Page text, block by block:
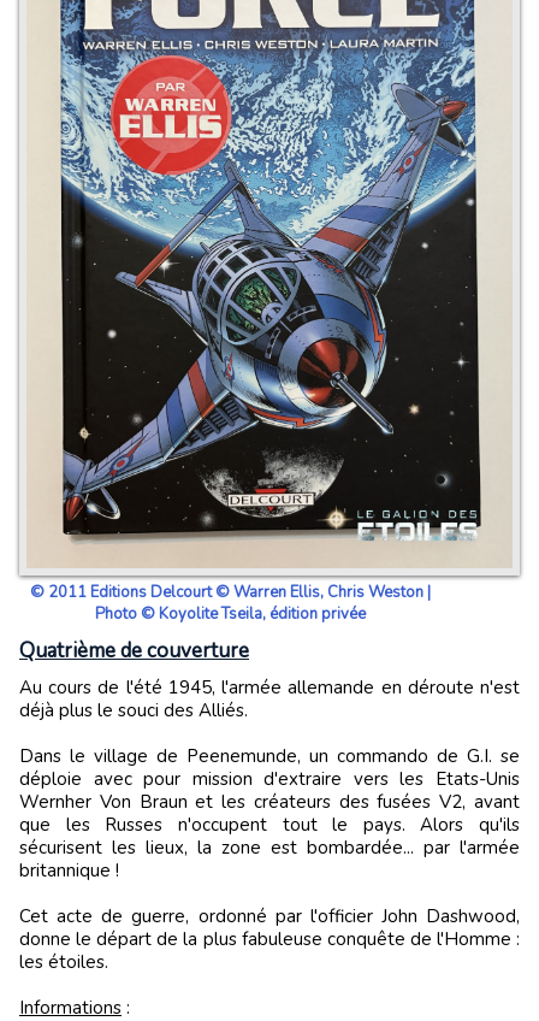
© 2011 Editions Delcourt © Warren Ellis, Chris Weston |
Photo © Koyolite Tseila, édition privée
Quatrième de couverture
Au cours de l'été 1945, l'armée allemande en déroute n'est
déjà plus le souci des Alliés.
Dans le village de Peenemunde, un commando de G.I. se
déploie avec pour mission d'extraire vers les Etats-Unis
Wernher Von Braun et les créateurs des fusées V2, avant
que les Russes n'occupent tout le pays. Alors qu'ils
sécurisent les lieux, la zone est bombardée... par l'armée
britannique !
Cet acte de guerre, ordonné par l'officier John Dashwood,
donne le départ de la plus fabuleuse conquête de l'Homme :
les étoiles.
Informations :